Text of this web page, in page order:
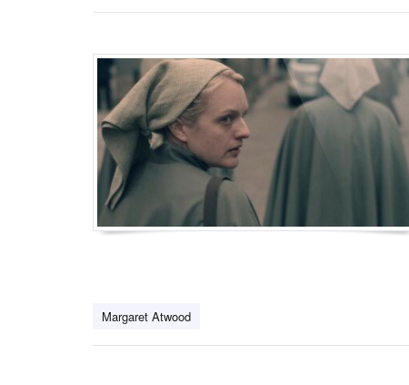
Margaret Atwood